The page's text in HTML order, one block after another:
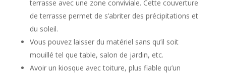
terrasse avec une zone conviviale. Cette couverture
de terrasse permet de s’abriter des précipitations et
du soleil.
Vous pouvez laisser du matériel sans qu’il soit
mouillé tel que table, salon de jardin, etc.
Avoir un kiosque avec toiture, plus fiable qu’un